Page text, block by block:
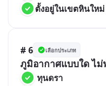
ตั้งอยู่ในเขตหินใหม่
# 6 เลือกประเภท
ภูมิอากาศแบบใด ไม่
ทุนดรา